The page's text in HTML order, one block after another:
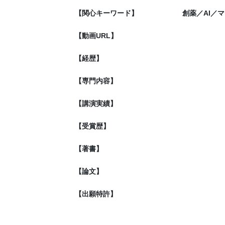
【関心キーワード】 創薬／AI／
【動画URL】
【経歴】
【専門内容】
【講演実績】
【受賞歴】
【著書】
【論文】
【出願特許】